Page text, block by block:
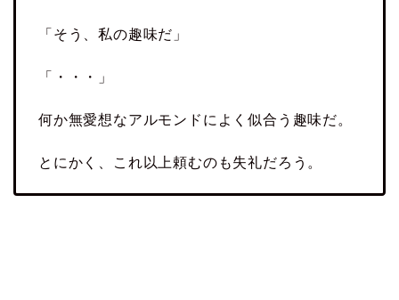
「そう、私の趣味だ」
「・・・」
何か無愛想なアルモンドによく似合う趣味だ。
とにかく、これ以上頼むのも失礼だろう。